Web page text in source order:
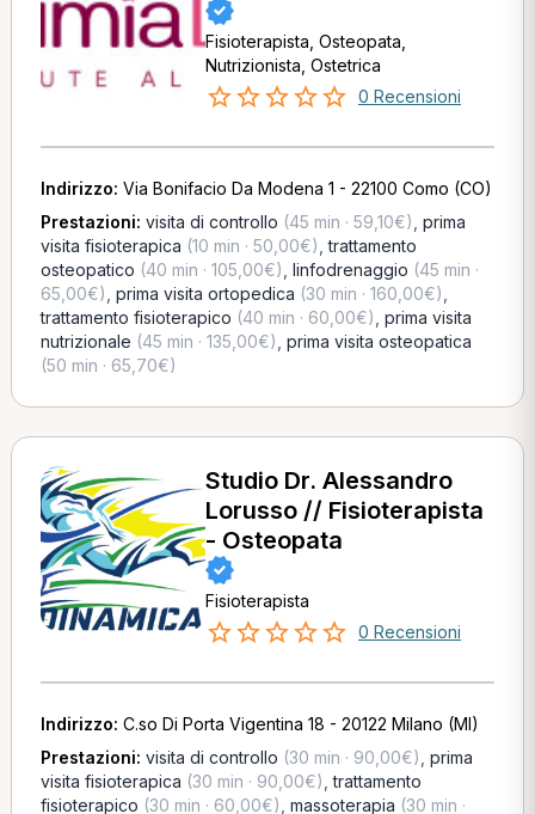
Fisioterapista, Osteopata,
Nutrizionista, Ostetrica
0 Recensioni
Indirizzo: Via Bonifacio Da Modena 1 - 22100 Como (CO)
Prestazioni: visita di controllo (45 min · 59,10€) prima
visita fisioterapica (10 min · 50,00€) ,trattamento
osteopatico (40 min · 105,00€) linfodrenaggio (45 min ·
65,00€) prima visita ortopedica (30 min · 160,00€)
trattamento fisioterapico (40 min · 60,00€) prima visita
nutrizionale (45 min · 135,00€) prima visita osteopatica
(50 min · 65,70€)
Studio Dr. Alessandro
Lorusso // Fisioterapista
- Osteopata
Fisioterapista
0 Recensioni
Indirizzo: C.so Di Porta Vigentina 18 - 20122 Milano (MI)
Prestazioni: visita di controllo (30 min · 90,00€) prima
visita fisioterapica (30 min · 90,00€) ,trattamento
fisioterapico (30 min · 60,00€) massoterapia (30 min ·